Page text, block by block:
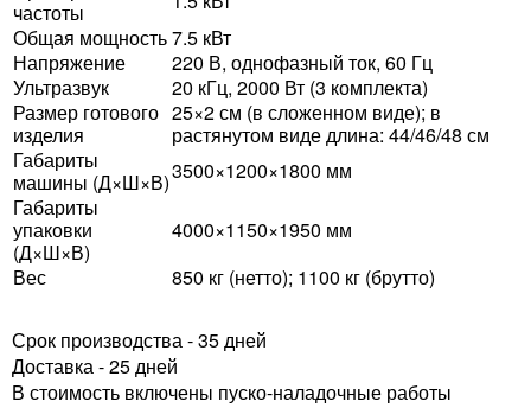
частоты
Общая мощность7.5 кВт
Напряжение
220 В, однофазный ток, 60 Гц
Ультразвук
20 кГц, 2000 Вт (3 комплекта)
Размер готового
изделия
25×2 см (в сложенном виде); в
растянутом виде длина: 44/46/48 см
Габариты
машины (Д×Ш×В)3500×1200×1800 мм
Габариты
упаковки
(Д×Ш×В)
4000×1150×1950 мм
Вес
850 кг (нетто); 1100 кг (брутто)
Срок производства - 35 дней
Доставка - 25 дней
В стоимость включены пуско-наладочные работы